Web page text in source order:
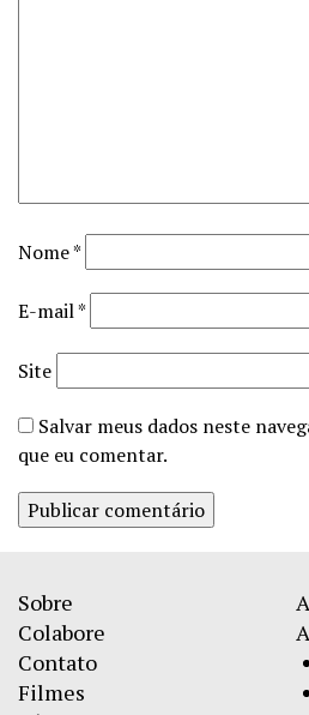
Nome*
E-mail*
Site
Salvar meus dados neste
que eu comentar.
Sobre
Colabore
Contato
Filmes